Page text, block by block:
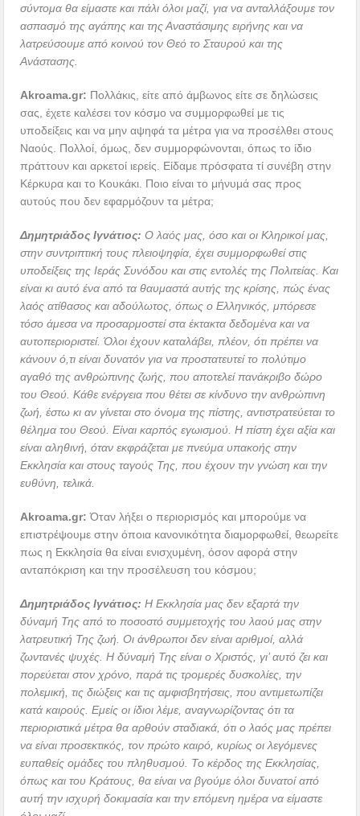
σύντομα θα είμαστε και πάλι όλοι μαζί, για να ανταλλάξουμε τον
ασπασμό της αγάπης και της Αναστάσιμης ειρήνης και να
λατρεύσουμε από κοινού τον Θεό το Σταυρού και της
Ανάστασης.
Akroama.gr: Πολλάκις, είτε από άμβωνος είτε σε δηλώσεις
σας, έχετε καλέσει τον κόσμο να συμμορφωθεί με τις
υποδείξεις και να μην αψηφά τα μέτρα για να προσέλθει στους
Ναούς. Πολλοί, όμως, δεν συμμορφώνονται, όπως το ίδιο
πράττουν και αρκετοί ιερείς. Είδαμε πρόσφατα τί συνέβη στην
Κέρκυρα και το Κουκάκι. Ποιο είναι το μήνυμά σας προς
αυτούς που δεν εφαρμόζουν τα μέτρα;
Δημητριάδος Ιγνάτιος: Ο λαός μας, όσο και οι Κληρικοί μας,
στην συντριπτική τους πλειοψηφία, έχει συμμορφωθεί στις
υποδείξεις της Ιεράς Συνόδου και στις εντολές της Πολιτείας. Και
είναι κι αυτό ένα από τα θαυμαστά αυτής της κρίσης, πώς ένας
λαός ατίθασος και αδούλωτος, όπως ο Ελληνικός, μπόρεσε
τόσο άμεσα να προσαρμοστεί στα έκτακτα δεδομένα και να
αυτοπεριοριστεί. Όλοι έχουν καταλάβει, πλέον, ότι πρέπει να
κάνουν ό,τι είναι δυνατόν για να προστατευτεί το πολύτιμο
αγαθό της ανθρώπινης ζωής, που αποτελεί πανάκριβο δώρο
του Θεού. Κάθε ενέργεια που θέτει σε κίνδυνο την ανθρώπινη
ζωή, έστω κι αν γίνεται στο όνομα της πίστης, αντιστρατεύεται το
θέλημα του Θεού. Είναι καρπός εγωισμού. Η πίστη έχει αξία και
είναι αληθινή, όταν εκφράζεται με πνεύμα υπακοής στην
Εκκλησία και στους ταγούς Της, που έχουν την γνώση και την
ευθύνη, τελικά.
Akroama.gr: Όταν λήξει ο περιορισμός και μπορούμε να
επιστρέψουμε στην όποια κανονικότητα διαμορφωθεί, θεωρείτε
πως η Εκκλησία θα είναι ενισχυμένη, όσον αφορά στην
ανταπόκριση και την προσέλευση του κόσμου;
Δημητριάδος Ιγνάτιος: Η Εκκλησία μας δεν εξαρτά την
δύναμή Της από το ποσοστό συμμετοχής του λαού μας στην
λατρευτική Της ζωή. Οι άνθρωποι δεν είναι αριθμοί, αλλά
ζωντανές ψυχές. Η δύναμή Της είναι ο Χριστός, γι’ αυτό ζει και
πορεύεται στον χρόνο, παρά τις τρομερές δυσκολίες, την
πολεμική, τις διώξεις και τις αμφισβητήσεις, που αντιμετωπίζει
κατά καιρούς. Εμείς οι ίδιοι λέμε, αναγνωρίζοντας ότι τα
περιοριστικά μέτρα θα αρθούν σταδιακά, ότι ο λαός μας πρέπει
να είναι προσεκτικός, τον πρώτο καιρό, κυρίως οι λεγόμενες
ευπαθείς ομάδες του πληθυσμού. Το κέρδος της Εκκλησίας,
όπως και του Κράτους, θα είναι να βγούμε όλοι δυνατοί από
αυτή την ισχυρή δοκιμασία και την επόμενη ημέρα να είμαστε